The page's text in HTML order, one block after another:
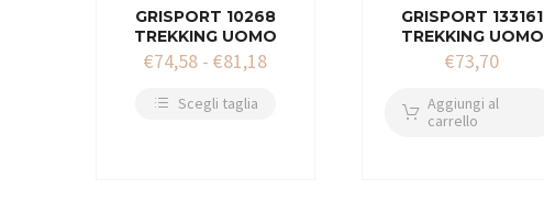
GRISPORT 10268
TREKKING UOMO
€74,58 - €81,18
Scegli taglia
GRISPORT 133161
TREKKING UOMO
€73,70
Aggiungi al
carrello